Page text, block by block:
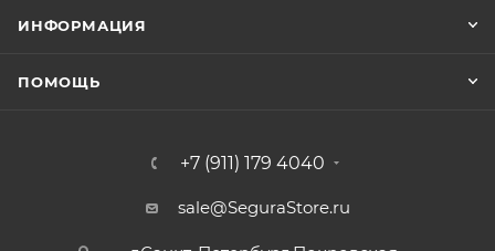
ИНФОРМАЦИЯ
ПОМОЩЬ
+7 (911) 179 4040
sale@SeguraStore.ru